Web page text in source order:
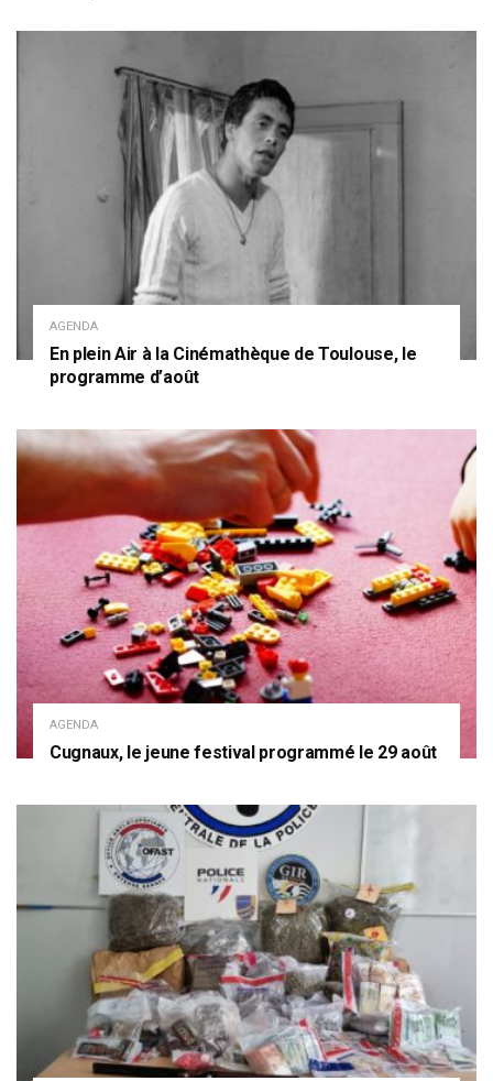
AGENDA
En plein Air à la Cinémathèque de Toulouse, le
programme d’août
AGENDA
Cugnaux, le jeune festival programmé le 29 août